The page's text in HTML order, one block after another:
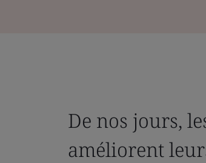
De nos jours,
améliorent